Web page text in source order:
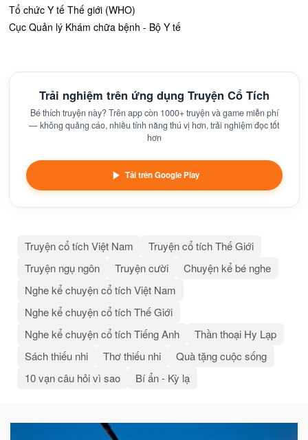
Tổ chức Y tế Thế giới (WHO)
Cục Quản lý Khám chữa bệnh - Bộ Y tế
Trải nghiệm trên ứng dụng Truyện Cổ Tích
Bé thích truyện này? Trên app còn 1000+ truyện và game miễn phí
— không quảng cáo, nhiều tính năng thú vị hơn, trải nghiệm đọc tốt
hơn
Tải trên Google Play
Truyện cổ tích Việt Nam
Truyện cổ tích Thế Giới
Truyện ngụ ngôn
Truyện cười
Chuyện kể bé nghe
Nghe kể chuyện cổ tích Việt Nam
Nghe kể chuyện cổ tích Thế Giới
Nghe kể chuyện cổ tích Tiếng Anh
Thần thoại Hy Lạp
Sách thiếu nhi
Thơ thiếu nhi
Quà tặng cuộc sống
10 vạn câu hỏi vì sao
Bí ẩn - Kỳ lạ
Bài